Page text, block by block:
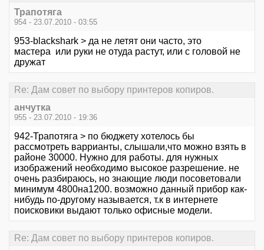
Трапотяга
954 - 23.07.2010 - 03:55
953-blackshark > да не летят они часто, это
мастера или руки не отуда растут, или с головой не
дружат
Re: Дам совет по выбору принтеров копиров.
анчутка
955 - 23.07.2010 - 19:36
942-Трапотяга > по бюджету хотелось бы
рассмотреть варрианты, слышали,что можно взять в
районе 30000. Нужно для работы. для нужных
изображений необходимо высокое разрешение. не
очень разбираюсь, но знающие люди посоветовали
минимум 4800на1200. возможно данный прибор как-
нибудь по-другому называется, т.к в интернете
поисковики выдают только офисные модели.
Re: Дам совет по выбору принтеров копиров.